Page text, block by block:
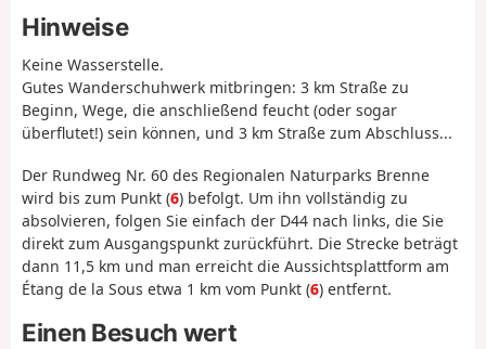
Hinweise
Keine Wasserstelle.
Gutes Wanderschuhwerk mitbringen: 3 km Straße zu
Beginn, Wege, die anschließend feucht (oder sogar
überflutet!) sein können, und 3 km Straße zum Abschluss...
Der Rundweg Nr. 60 des Regionalen Naturparks Brenne
wird bis zum Punkt (6) befolgt. Um ihn vollständig zu
absolvieren, folgen Sie einfach der D44 nach links, die Sie
direkt zum Ausgangspunkt zurückführt. Die Strecke beträgt
dann 11,5 km und man erreicht die Aussichtsplattform am
Étang de la Sous etwa 1 km vom Punkt (6) entfernt.
Einen Besuch wert